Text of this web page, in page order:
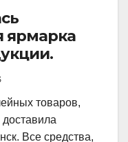
ярмарка
товаров,
Все средства,